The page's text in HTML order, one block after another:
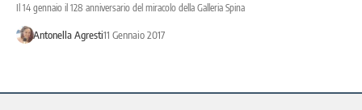
Il 14 gennaio il 128 anniversario del miracolo della Galleria Spina
Antonella Agresti11 Gennaio 2017